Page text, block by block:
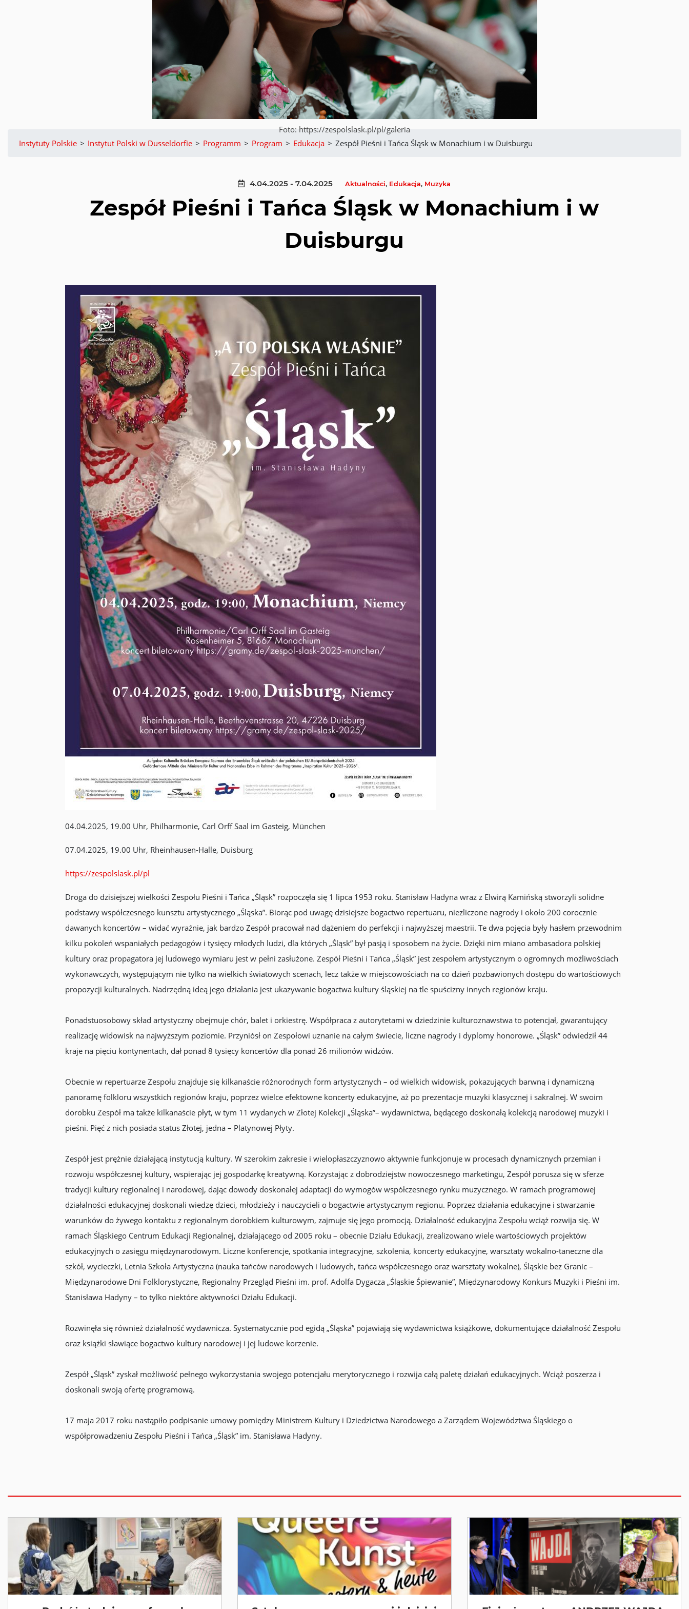
Foto: https://zespolslask.pl/pl/galeria
Instytuty Polskie > Instytut Polski w Dusseldorfie > Programm > Program > Edukacja > Zespół Pieśni i Tańca Śląsk w Monachium i w Duisburgu
4.04.2025 - 7.04.2025 Aktualności, Edukacja, Muzyka
Zespół Pieśni i Tańca Śląsk w Monachium i w
Duisburgu
04.04.2025, 19.00 Uhr, Philharmonie, Carl Orff Saal im Gasteig, München
07.04.2025, 19.00 Uhr, Rheinhausen-Halle, Duisburg
https://zespolslask.pl/pl
Droga do dzisiejszej wielkości Zespołu Pieśni i Tańca „Śląsk” rozpoczęła się 1 lipca 1953 roku. Stanisław Hadyna wraz z Elwirą Kamińską stworzyli solidne
podstawy współczesnego kunsztu artystycznego „Śląska”. Biorąc pod uwagę dzisiejsze bogactwo repertuaru, niezliczone nagrody i około 200 corocznie
dawanych koncertów – widać wyraźnie, jak bardzo Zespół pracował nad dążeniem do perfekcji i najwyższej maestrii. Te dwa pojęcia były hasłem przewodnim
kilku pokoleń wspaniałych pedagogów i tysięcy młodych ludzi, dla których „Śląsk” był pasją i sposobem na życie. Dzięki nim miano ambasadora polskiej
kultury oraz propagatora jej ludowego wymiaru jest w pełni zasłużone. Zespół Pieśni i Tańca „Śląsk” jest zespołem artystycznym o ogromnych możliwościach
wykonawczych, występującym nie tylko na wielkich światowych scenach, lecz także w miejscowościach na co dzień pozbawionych dostępu do wartościowych
propozycji kulturalnych. Nadrzędną ideą jego działania jest ukazywanie bogactwa kultury śląskiej na tle spuścizny innych regionów kraju.
Ponadstuosobowy skład artystyczny obejmuje chór, balet i orkiestrę. Współpraca z autorytetami w dziedzinie kulturoznawstwa to potencjał, gwarantujący
realizację widowisk na najwyższym poziomie. Przyniósł on Zespołowi uznanie na całym świecie, liczne nagrody i dyplomy honorowe. „Śląsk” odwiedził 44
kraje na pięciu kontynentach, dał ponad 8 tysięcy koncertów dla ponad 26 milionów widzów.
Obecnie w repertuarze Zespołu znajduje się kilkanaście różnorodnych form artystycznych – od wielkich widowisk, pokazujących barwną i dynamiczną
panoramę folkloru wszystkich regionów kraju, poprzez wielce efektowne koncerty edukacyjne, aż po prezentacje muzyki klasycznej i sakralnej. W swoim
dorobku Zespół ma także kilkanaście płyt, w tym 11 wydanych w Złotej Kolekcji „Śląska”– wydawnictwa, będącego doskonałą kolekcją narodowej muzyki i
pieśni. Pięć z nich posiada status Złotej, jedna – Platynowej Płyty.
Zespół jest prężnie działającą instytucją kultury. W szerokim zakresie i wielopłaszczyznowo aktywnie funkcjonuje w procesach dynamicznych przemian i
rozwoju współczesnej kultury, wspierając jej gospodarkę kreatywną. Korzystając z dobrodziejstw nowoczesnego marketingu, Zespół porusza się w sferze
tradycji kultury regionalnej i narodowej, dając dowody doskonałej adaptacji do wymogów współczesnego rynku muzycznego. W ramach programowej
działalności edukacyjnej doskonali wiedzę dzieci, młodzieży i nauczycieli o bogactwie artystycznym regionu. Poprzez działania edukacyjne i stwarzanie
warunków do żywego kontaktu z regionalnym dorobkiem kulturowym, zajmuje się jego promocją. Działalność edukacyjna Zespołu wciąż rozwija się. W
ramach Śląskiego Centrum Edukacji Regionalnej, działającego od 2005 roku – obecnie Działu Edukacji, zrealizowano wiele wartościowych projektów
edukacyjnych o zasięgu międzynarodowym. Liczne konferencje, spotkania integracyjne, szkolenia, koncerty edukacyjne, warsztaty wokalno-taneczne dla
szkół, wycieczki, Letnia Szkoła Artystyczna (nauka tańców narodowych i ludowych, tańca współczesnego oraz warsztaty wokalne), Śląskie bez Granic –
Międzynarodowe Dni Folklorystyczne, Regionalny Przegląd Pieśni im. prof. Adolfa Dygacza „Śląskie Śpiewanie”, Międzynarodowy Konkurs Muzyki i Pieśni im.
Stanisława Hadyny – to tylko niektóre aktywności Działu Edukacji.
Rozwinęła się również działalność wydawnicza. Systematycznie pod egidą „Śląska” pojawiają się wydawnictwa książkowe, dokumentujące działalność Zespołu
oraz książki sławiące bogactwo kultury narodowej i jej ludowe korzenie.
Zespół „Śląsk” zyskał możliwość pełnego wykorzystania swojego potencjału merytorycznego i rozwija całą paletę działań edukacyjnych. Wciąż poszerza i
doskonali swoją ofertę programową.
17 maja 2017 roku nastąpiło podpisanie umowy pomiędzy Ministrem Kultury i Dziedzictwa Narodowego a Zarządem Województwa Śląskiego o
współprowadzeniu Zespołu Pieśni i Tańca „Śląsk” im. Stanisława Hadyny.